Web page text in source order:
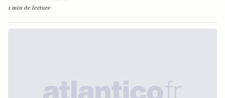
1 min de lecture